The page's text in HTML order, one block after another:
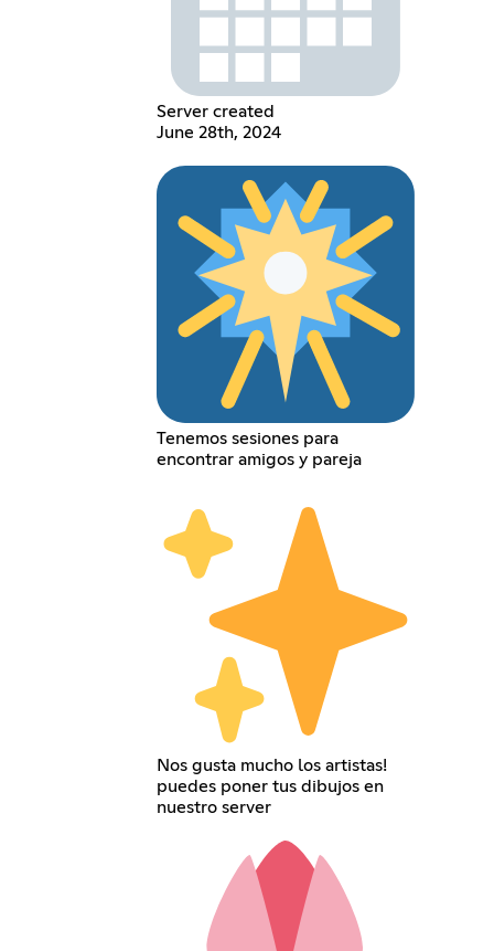
Server created
June 28th, 2024
Tenemos sesiones para
encontrar amigos y pareja
Nos gusta mucho los artistas!
puedes poner tus dibujos en
nuestro server